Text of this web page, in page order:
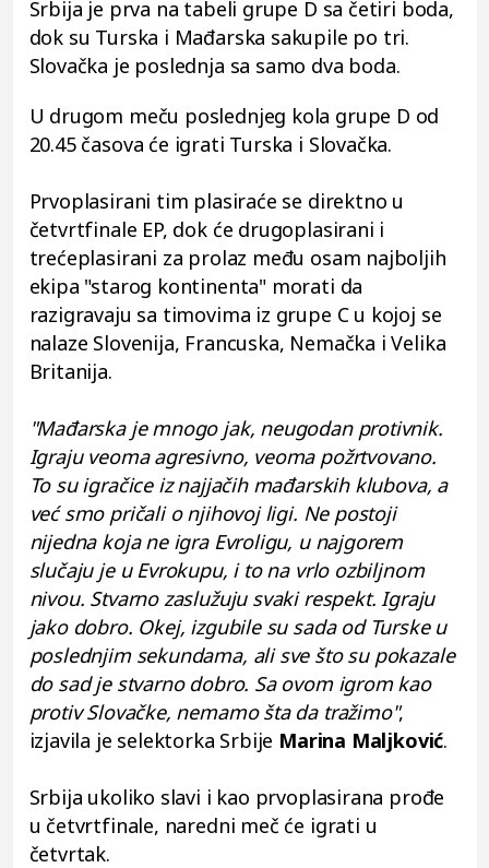
Srbija je prva na tabeli grupe D sa četiri boda,
dok su Turska i Mađarska sakupile po tri.
Slovačka je poslednja sa samo dva boda.
U drugom meču poslednjeg kola grupe D od
20.45 časova će igrati Turska i Slovačka.
Prvoplasirani tim plasiraće se direktno u
četvrtfinale EP, dok će drugoplasirani i
trećeplasirani za prolaz među osam najboljih
ekipa "starog kontinenta" morati da
razigravaju sa timovima iz grupe C u kojoj se
nalaze Slovenija, Francuska, Nemačka i Velika
Britanija.
"Mađarska je mnogo jak, neugodan protivnik.
Igraju veoma agresivno, veoma požrtvovano.
To su igračice iz najjačih mađarskih klubova, a
već smo pričali o njihovoj ligi. Ne postoji
nijedna koja ne igra Evroligu, u najgorem
slučaju je u Evrokupu, i to na vrlo ozbiljnom
nivou. Stvarno zaslužuju svaki respekt. Igraju
jako dobro. Okej, izgubile su sada od Turske u
poslednjim sekundama, ali sve što su pokazale
do sad je stvarno dobro. Sa ovom igrom kao
protiv Slovačke, nemamo šta da tražimo",
izjavila je selektorka Srbije Marina Maljković.
Srbija ukoliko slavi i kao prvoplasirana prođe
u četvrtfinale, naredni meč će igrati u
četvrtak.